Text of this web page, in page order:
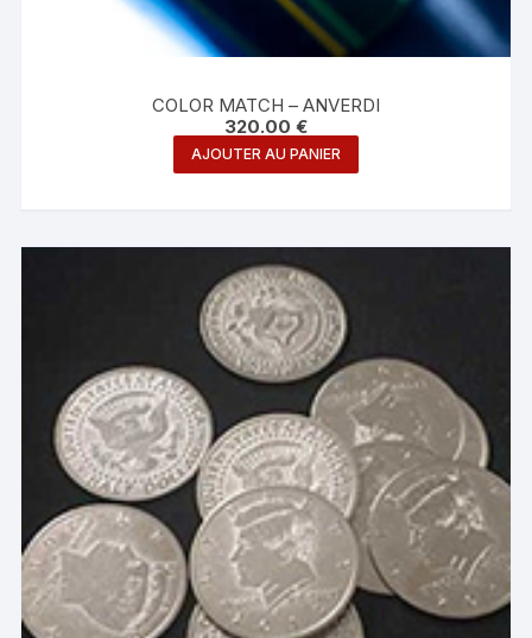
COLOR MATCH – ANVERDI
320.00 €
AJOUTER AU PANIER